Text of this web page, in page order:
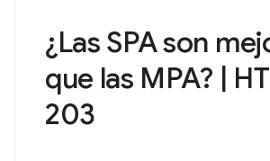
¿Las SPA son
que las MPA? |
203